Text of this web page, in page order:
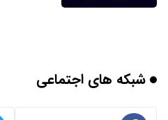
شبکه های اجتماعی